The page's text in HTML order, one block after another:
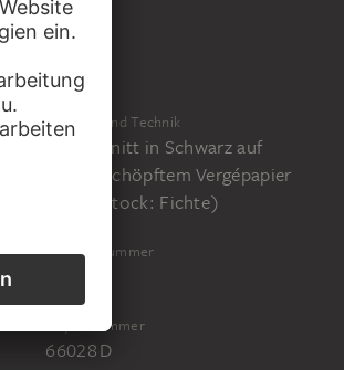
Material und Technik
Holzschnitt in Schwarz auf
handgeschöpftem Vergépapier
(Druckstock: Fichte)
Inventarnummer
Objektnummer
66028 D